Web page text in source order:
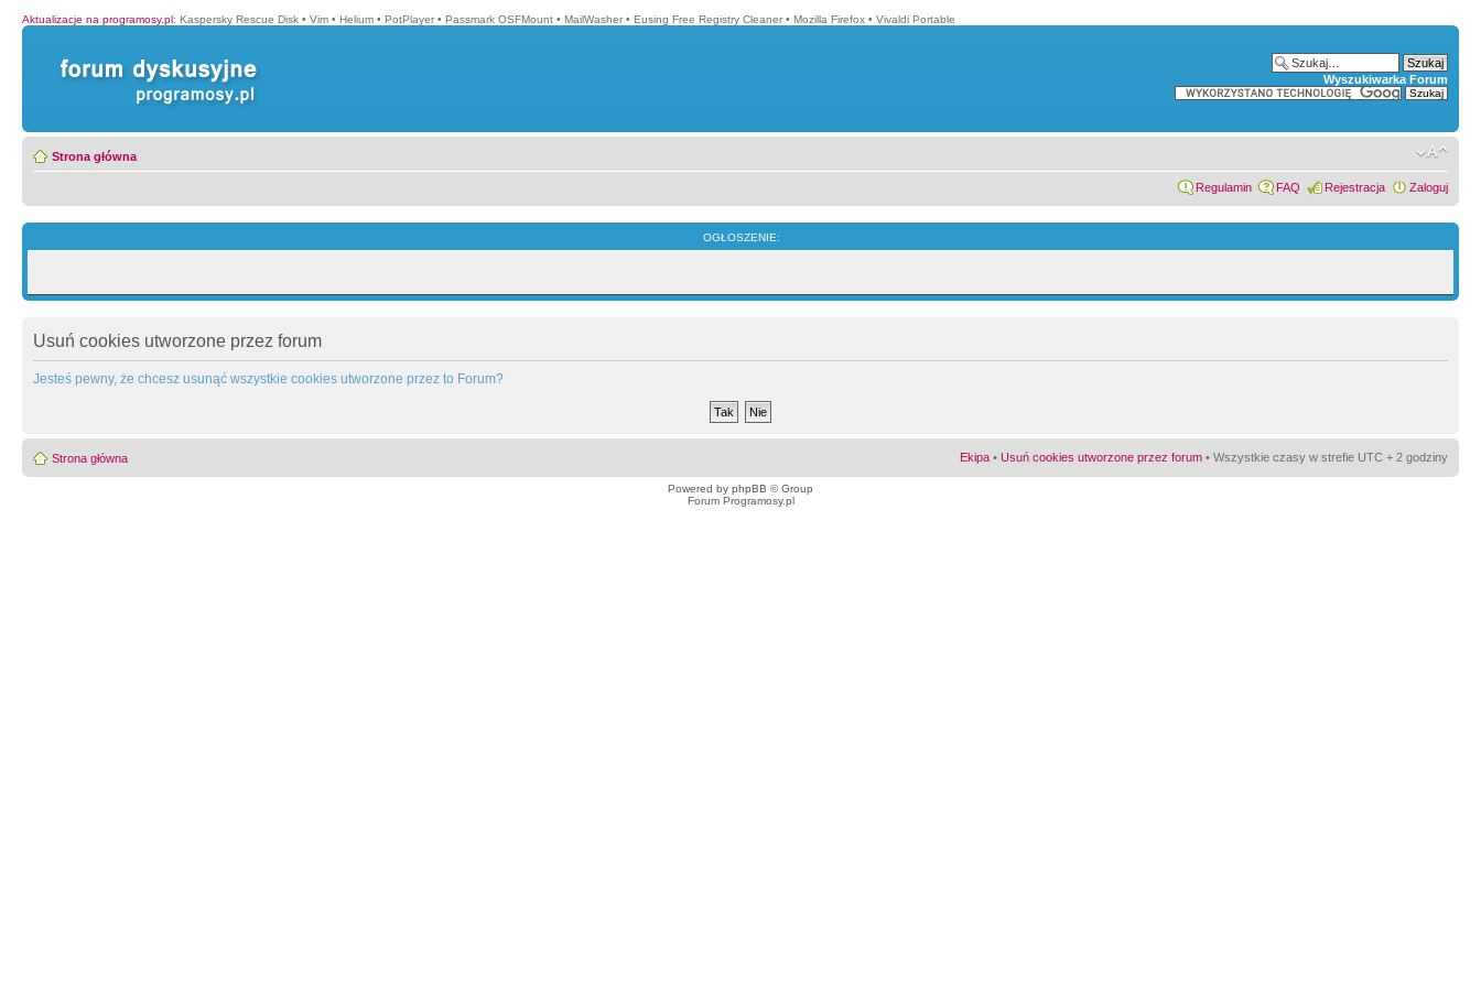
Aktualizacje na programosy.pl: Kaspersky Rescue Disk • Vim • Helium • PotPlayer • Passmark OSFMount • MailWasher • Eusing Free Registry Cleaner • Mozilla Firefox • Vivaldi Portable
Wyszukiwarka Forum
Strona główna
Regulamin FAQ Rejestracja Zaloguj
OGŁOSZENIE:
Usuń cookies utworzone przez forum
Jesteś pewny, że chcesz usunąć wszystkie cookies utworzone przez to Forum?
Strona główna Ekipa • Usuń cookies utworzone przez forum • Wszystkie czasy w strefie UTC + 2 godziny
Powered by phpBB © Group
Forum Programosy.pl